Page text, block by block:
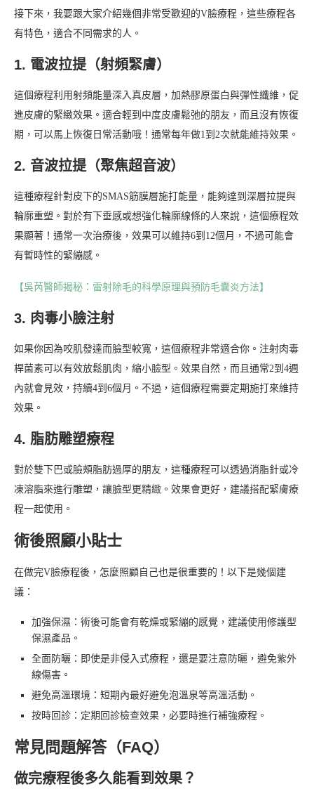
接下來，我要跟大家介紹幾個非常受歡迎的V臉療程，這些療程各
有特色，適合不同需求的人。
1. 電波拉提（射頻緊膚）
這個療程利用射頻能量深入真皮層，加熱膠原蛋白與彈性纖維，促
進皮膚的緊緻效果。適合輕到中度皮膚鬆弛的朋友，而且沒有恢復
期，可以馬上恢復日常活動哦！通常每年做1到2次就能維持效果。
2. 音波拉提（聚焦超音波）
這種療程針對皮下的SMAS筋膜層施打能量，能夠達到深層拉提與
輪廓重塑。對於有下垂感或想強化輪廓線條的人來說，這個療程效
果顯著！通常一次治療後，效果可以維持6到12個月，不過可能會
有暫時性的緊繃感。
【吳芮醫師揭秘：雷射除毛的科學原理與預防毛囊炎方法】
3. 肉毒小臉注射
如果你因為咬肌發達而臉型較寬，這個療程非常適合你。注射肉毒
桿菌素可以有效放鬆肌肉，縮小臉型。效果自然，而且通常2到4週
內就會見效，持續4到6個月。不過，這個療程需要定期施打來維持
效果。
4. 脂肪雕塑療程
對於雙下巴或臉頰脂肪過厚的朋友，這種療程可以透過消脂針或冷
凍溶脂來進行雕塑，讓臉型更精緻。效果會更好，建議搭配緊膚療
程一起使用。
術後照顧小貼士
在做完V臉療程後，怎麼照顧自己也是很重要的！以下是幾個建
議：
加強保濕：術後可能會有乾燥或緊繃的感覺，建議使用修護型
保濕產品。
全面防曬：即使是非侵入式療程，還是要注意防曬，避免紫外
線傷害。
避免高溫環境：短期內最好避免泡溫泉等高溫活動。
按時回診：定期回診檢查效果，必要時進行補強療程。
常見問題解答（FAQ）
做完療程後多久能看到效果？